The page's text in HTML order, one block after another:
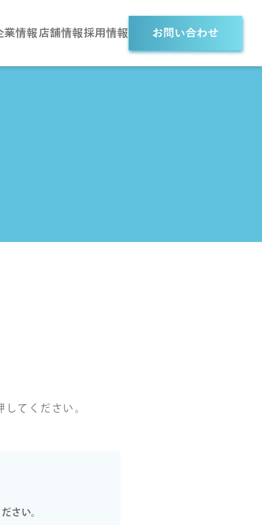
業情報店舗情報採用情報 お問い合わせ
てください。
さい。